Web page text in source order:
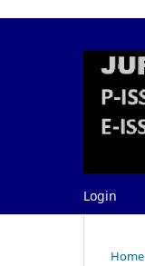
Login
Home